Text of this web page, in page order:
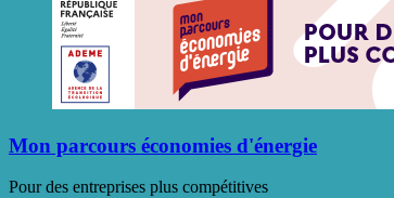
Mon parcours économies d'énergie
Pour des entreprises plus compétitives